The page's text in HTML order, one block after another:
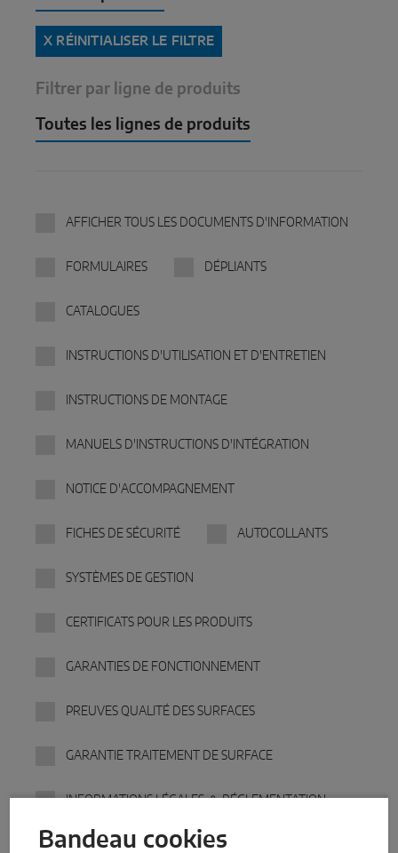
Coulissant parallèle
PORTES
À cylindre
X RÉINITIALISER LE FILTRE
Filtrer par ligne de produits
Toutes les lignes de produits
AFFICHER TOUS LES DOCUMENTS D'INFORMATION
FORMULAIRES DÉPLIANTS
CATALOGUES
INSTRUCTIONS D'UTILISATION ET D'ENTRETIEN
INSTRUCTIONS DE MONTAGE
MANUELS D'INSTRUCTIONS D'INTÉGRATION
NOTICE D'ACCOMPAGNEMENT
FICHES DE SÉCURITÉ AUTOCOLLANTS
SYSTÈMES DE GESTION
CERTIFICATS POUR LES PRODUITS
GARANTIES DE FONCTIONNEMENT
PREUVES QUALITÉ DES SURFACES
GARANTIE TRAITEMENT DE SURFACE
INFORMATIONS LÉGALES ＆ RÉGLEMENTATION
DÉCLARATIONS
Bandeau cookies